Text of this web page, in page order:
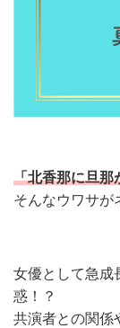
「北香那に旦那
そんなウワサが
女優として急成
惑！？
共演者との関係